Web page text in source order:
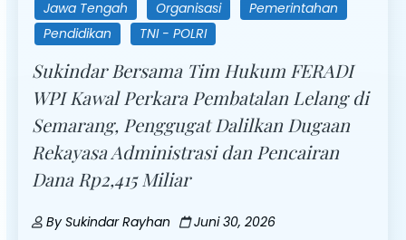
Jawa Tengah
Organisasi
Pemerintahan
Pendidikan
TNI - POLRI
Sukindar Bersama Tim Hukum FERADI
WPI Kawal Perkara Pembatalan Lelang di
Semarang, Penggugat Dalilkan Dugaan
Rekayasa Administrasi dan Pencairan
Dana Rp2,415 Miliar
By Sukindar Rayhan Juni 30, 2026